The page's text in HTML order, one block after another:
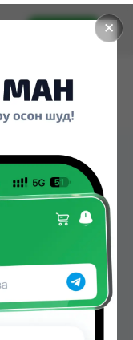
✕
Установить
№10
или
Авиценна,
7, Аптека
14.50 TJS до